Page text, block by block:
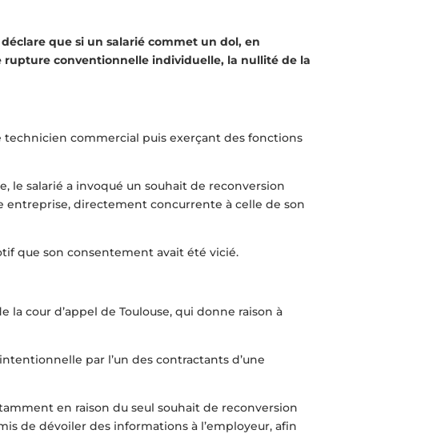
déclare que si un salarié commet un dol, en
conventionnelle individuelle, la nullité de la
commercial puis exerçant des fonctions
salarié a invoqué un souhait de reconversion
entreprise, directement concurrente à celle de son
que son consentement avait été vicié.
la cour d’appel de Toulouse, qui donne raison à
par l’un des contractants d’une
en raison du seul souhait de reconversion
de dévoiler des informations à l’employeur, afin